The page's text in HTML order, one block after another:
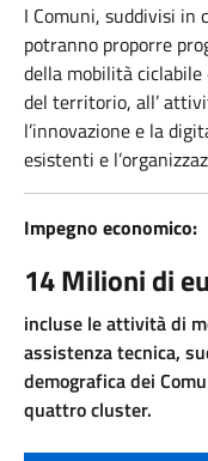
I Comuni, suddivisi in
potranno proporre
della mobilità
del territorio, all’
l’innovazione e la
esistenti e
Impegno economico:
14 Milioni di
incluse le attività di
assistenza tecnica,
demografica dei
quattro cluster.